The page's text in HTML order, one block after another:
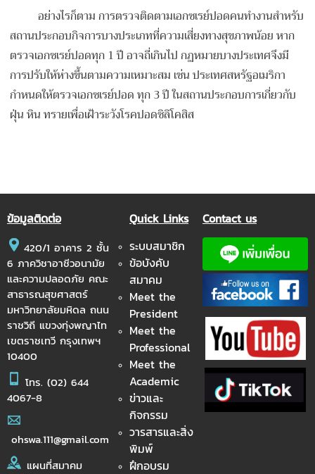
อย่างไรก็ตาม การตรวจติดตามเอกซเรย์ปอดคนทำงานสำหรับ
สถานประกอบกิจการบางประเภทที่ความเสี่ยงทางสุขภาพน้อย หาก
ตรวจเอกซเรย์ปอดทุก 1 ปี อาจถี่เกินไป กฏหมายบางประเทศจึงมี
การปรับให้ห่างขึ้นตามความเหมาะสม เช่น ประเทศสหรัฐอเมริกา
กำหนดให้ตรวจเอกซเรย์ปอด ทุก 3 ปี ในสถานประกอบการเกี่ยวกับ
ฝุ่น หิน ทรายเพื่อเฝ้าระวังโรคปอดซิลิโคสิส
ข้อมูลติดต่อ
420/1 อาคาร 2 ชั้น
6 ภาควิชาอาชีวอนามัย
และความปลอดภัย คณะ
สาธารณสุขศาสตร์
มหาวิทยาลัยมหิดล ถนน
ราชวิถี แขวงทุ่งพญาไท
เขตราชเทวี กรุงเทพฯ
10400
โทร. (02) 644
4067-8
ohswa.111@gmail.com
แผนที่สมาคม
Quick Links
ระบบสมาชิก
ข้อบังคับ
สมาคม
Meet the
President
Meet the
Professional
Meet the
Academic
ข่าวและ
กิจกรรม
วารสารและสิ่ง
พิมพ์
ฝึกอบรม
Contact us